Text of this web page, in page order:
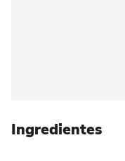
Ingredientes